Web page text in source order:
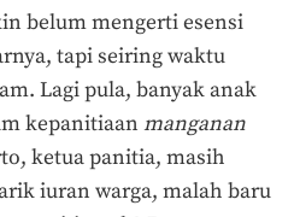
belum mengerti esensi
tapi seiring waktu
Lagi pula, banyak anak
kepanitiaan manganan
ketua panitia, masih
iuran warga, malah baru